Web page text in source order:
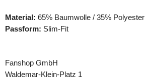
Material: 65% Baumwolle / 35% Polyester
Passform: Slim-Fit
Fanshop GmbH
Waldemar-Klein-Platz 1